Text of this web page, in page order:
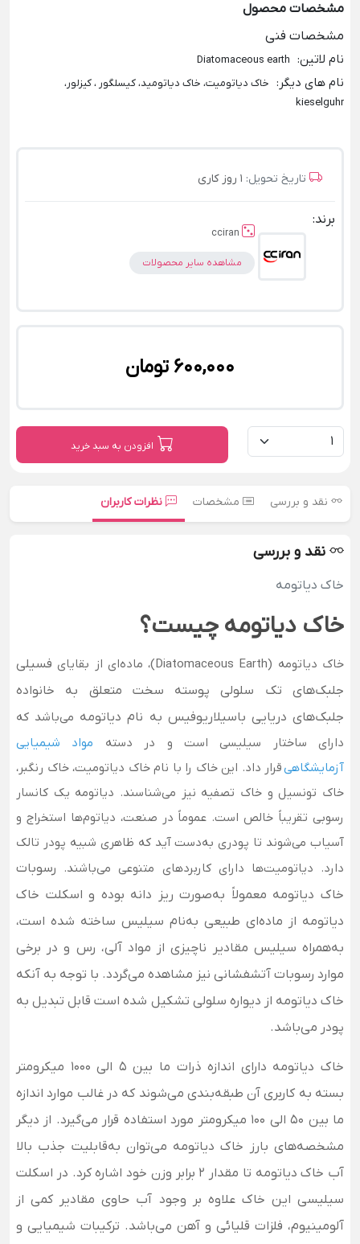
مشخصات محصول
مشخصات فنی
نام لاتین:
Diatomaceous earth
نام های دیگر : خاک دیاتومیت، خاک دیاتومید، کیسلگور ، کیزلور،
kieselguhr
تاریخ تحویل: 1 روز کاری
برند:
cciran
مشاهده سایر محصولات
600,000 تومان
افزودن به سبد خرید
نقد و بررسی مشخصات نظرات کاربران
نقد و بررسی
خاک دیاتومه
خاک دیاتومه چیست؟
خاک دیاتومه (Diatomaceous Earth)، ماده‌ای از بقایای
فسیلی
جلبک‌های تک سلولی پوسته سخت متعلق به خانواده
جلبک‌های دریایی باسیلاریوفیس به نام دیاتومه می‌باشد که
دارای ساختار سیلیسی است و در دسته مواد شیمیایی
آزمایشگاهیقرار داد. این خاک را با نام خاک دیاتومیت، خاک رنگبر،
خاک تونسیل و خاک تصفیه نیز می‌شناسند. دیاتومه یک کانسار
رسوبی تقریباً خالص است. عموماً در صنعت، دیاتوم‌ها استخراج و
آسیاب می‌شوند تا پودری به‌دست آید که ظاهری شبیه پودر تالک
دارد. دیاتومیت‌ها دارای کاربردهای متنوعی می‌باشند. رسوبات
خاک دیاتومه معمولاً به‌صورت ریز دانه بوده و اسکلت خاک
دیاتومه از ماده‌ای طبیعی به‌نام سیلیس ساخته شده است،
به‌همراه سیلیس مقادیر ناچیزی از مواد آلی، رس و در برخی
موارد رسوبات آتشفشانی نیز مشاهده می‌گردد. با توجه به‌ آنکه
خاک دیاتومه از دیواره سلولی تشکیل شده است قابل تبدیل به
پودر می‌باشد.
خاک دیاتومه دارای اندازه ذرات ما بین 5 الی 1000 میکرومتر
بسته به کاربری آن طبقه‌بندی می‌شوند که در غالب موارد اندازه
ما بین 50 الی 100 میکرومتر مورد استفاده قرار می‌گیرد. از دیگر
مشخصه‌های بارز خاک دیاتومه می‌توان به‌قابلیت جذب بالا
آب خاک دیاتومه تا مقدار 2 برابر وزن خود اشاره کرد.
در اسکلت
سیلیسی این خاک علاوه بر وجود آب حاوی مقادیر کمی از
آلومینیوم، فلزات قلیائی و آهن می‌باشد. ترکیبات شیمیایی و